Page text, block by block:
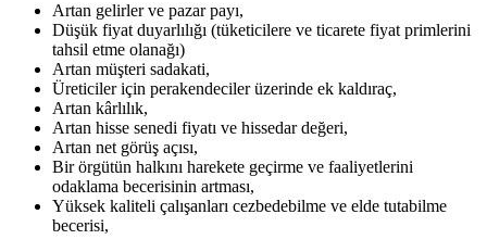
Artan gelirler ve pazar payı,
Düşük fiyat duyarlılığı (tüketicilere ve ticarete fiyat primlerini
tahsil etme olanağı)
Artan müşteri sadakati,
Üreticiler için perakendeciler üzerinde ek kaldıraç,
Artan kârlılık,
Artan hisse senedi fiyatı ve hissedar değeri,
Artan net görüş açısı,
Bir örgütün halkını harekete geçirme ve faaliyetlerini
odaklama becerisinin artması,
Yüksek kaliteli çalışanları cezbedebilme ve elde tutabilme
becerisi,